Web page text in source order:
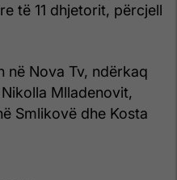
të 11 dhjetorit, përcjell
në Nova Tv, ndërkaq
Mlladenovit,
Smlikovë dhe Kosta